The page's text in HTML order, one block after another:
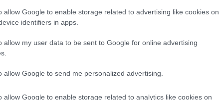
allow Google to enable storage related to advertising like cookies on
identifiers in apps.
allow my user data to be sent to Google for online advertising
allow Google to send me personalized advertising.
allow Google to enable storage related to analytics like cookies on
μινιμαλιστική εικόνα
. Η απουσία θερμικού
BUY NOW
SUV ΤΗΣ RENAULT